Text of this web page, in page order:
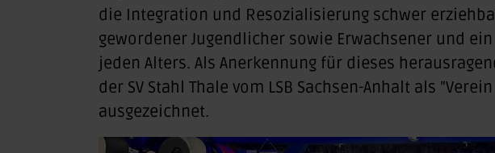
die Integration und Resozialisierung schwer
gewordener Jugendlicher sowie Erwachsener und
jeden Alters. Als Anerkennung für dieses
der SV Stahl Thale vom LSB Sachsen-Anhalt als
ausgezeichnet.